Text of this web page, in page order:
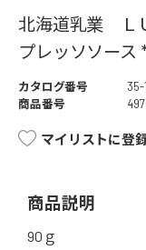
北海道乳業 Ｌ
プレッソソース
カタログ番号
35-
商品番号
マイリストに登
商品説明
90ｇ